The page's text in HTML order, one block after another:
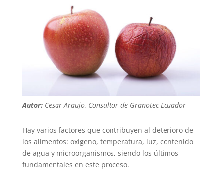
Autor:Cesar Araujo, Consultor de Granotec Ecuador
Hay varios factores que contribuyen al deterioro de
los alimentos: oxígeno, temperatura, luz, contenido
de agua y microorganismos, siendo los últimos
fundamentales en este proceso.